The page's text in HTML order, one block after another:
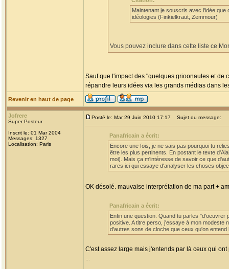
Maintenant je souscris avec l'idée que
idéologies (Finkielkraut, Zemmour)
Vous pouvez inclure dans cette liste ce
Sauf que l'impact des "quelques grioonautes et de
répandre leurs idées via les grands médias dans
Revenir en haut de page
Jofrere
Super Posteur
Inscrit le: 01 Mar 2004
Messages: 1327
Localisation: Paris
Posté le: Mar 29 Juin 2010 17:17 Sujet du message:
Panafricain a écrit:
Encore une fois, je ne sais pas pourquoi tu
être les plus pertinents. En postant le texte
moi). Mais ça m'intéresse de savoir ce que
rares ici qui essaye d'analyser les choses
OK désolé. mauvaise interprétation de ma part +
Panafricain a écrit:
Enfin une question. Quand tu parles
positive. A titre perso, j'essaye à mon modeste
d'autres sons de cloche que ceux qu'on
C'est assez large mais j'entends par là ceux qui
...